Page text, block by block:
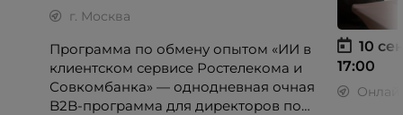
г. Москва
Программа по обмену опытом «ИИ в
клиентском сервисе Ростелекома и
Совкомбанка» — однодневная очная
B2B-программа для директоров по
10
17:00